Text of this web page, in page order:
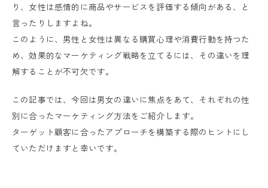
り、女性は感情的に商品やサービスを評価する傾向がある、と
言ったりしますよね。
このように、男性と女性は異なる購買心理や消費行動を持つた
め、効果的なマーケティング戦略を立てるには、その違いを理
解することが不可欠です。
この記事では、今回は男女の違いに焦点をあて、それぞれの性
別に合ったマーケティング方法をご紹介します。
ターゲット顧客に合ったアプローチを構築する際のヒントにし
ていただけますと幸いです。